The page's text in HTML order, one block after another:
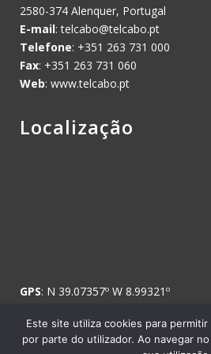
2580-374 Alenquer, Portugal
E-mail:telcabo@telcabo.pt
Telefone: +351 263 731 000
Fax: +351 263 731 060
Web: www.telcabo.pt
Localização
GPS: N 39.07357º W 8.99321º
Este site utiliza cookies para
por parte do utilizador. Ao navegar